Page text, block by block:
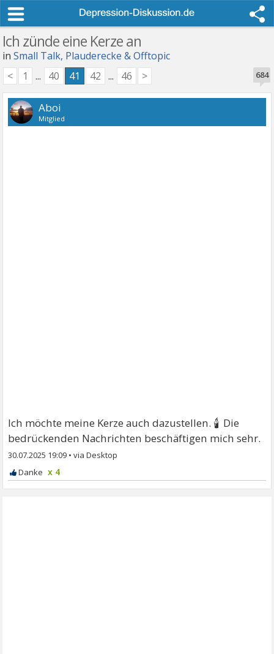
Ich zünde eine Kerze an
inSmall Talk, Plauderecke & Offtopic
684
< 1 ... 40 41 42 ... 46 >
Aboi
Mitglied
Ich möchte meine Kerze auch dazustellen. 🕯 Die
bedrückenden Nachrichten beschäftigen mich sehr.
30.07.2025 19:09 •
x 4